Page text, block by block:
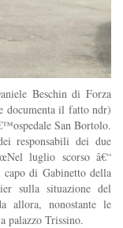
Beschin di Forza
documenta il fatto ndr)
San Bortolo.
responsabili dei due
luglio scorso â€“
capo di Gabinetto della
sulla situazione del
allora, nonostante le
palazzo Trissino.